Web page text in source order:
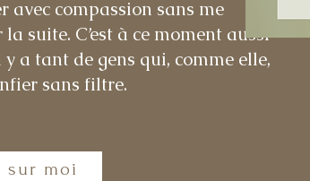
avec compassion sans me
suite. C’est à ce moment aussi
y a tant de gens qui, comme elle,
sans filtre.
sur moi